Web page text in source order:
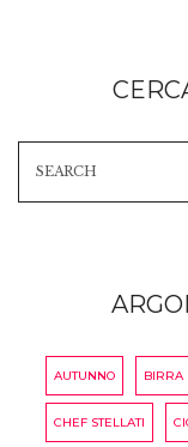
AUTUNNO BIRRA
CHEF STELLATI